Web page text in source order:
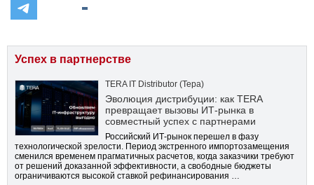
Успех в партнерстве
TERA IT Distributor (Тера)
Эволюция дистрибуции: как TERA
превращает вызовы ИТ-рынка в
совместный успех с партнерами
Российский ИТ-рынок перешел в фазу
технологической зрелости. Период экстренного импортозамещения
сменился временем прагматичных расчетов, когда заказчики требуют
от решений доказанной эффективности, а свободные бюджеты
ограничиваются высокой ставкой рефинансирования …